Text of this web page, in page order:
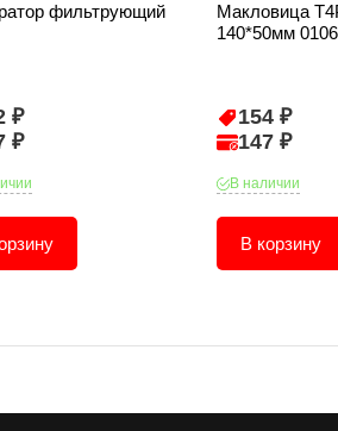
фильтрующий
₽
₽
Макловица
140*50мм
154 ₽
147 ₽
В наличии
В корзину